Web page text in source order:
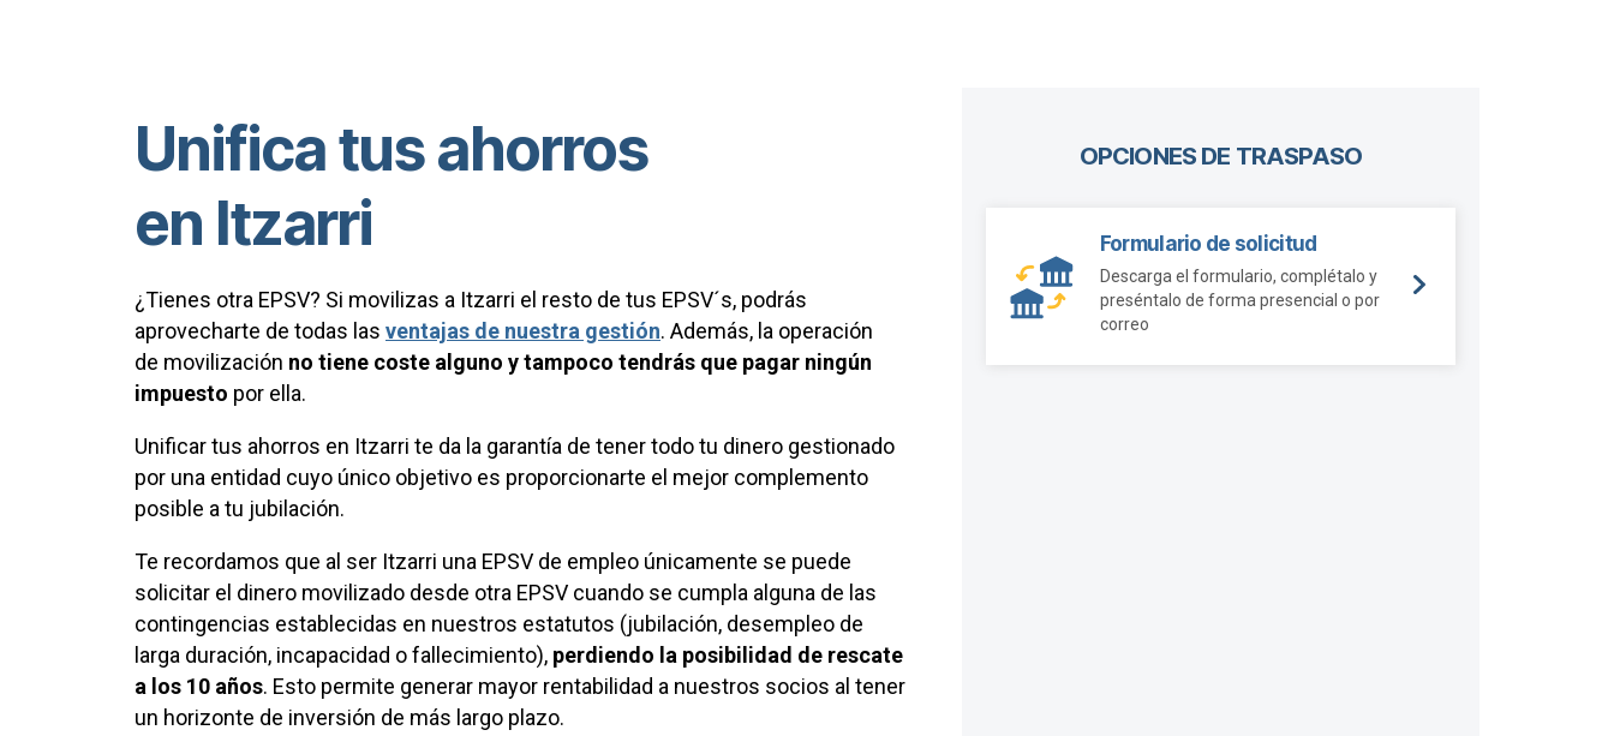
Unifica tus ahorros
en Itzarri
¿Tienes otra EPSV? Si movilizas a Itzarri el resto de tus EPSV´s, podrás
aprovecharte de todas las ventajas de nuestra gestión. Además, la operación
de movilización no tiene coste alguno y tampoco tendrás que pagar ningún
impuesto por ella.
Unificar tus ahorros en Itzarri te da la garantía de tener todo tu dinero gestionado
por una entidad cuyo único objetivo es proporcionarte el mejor complemento
posible a tu jubilación.
Te recordamos que al ser Itzarri una EPSV de empleo únicamente se puede
solicitar el dinero movilizado desde otra EPSV cuando se cumpla alguna de las
contingencias establecidas en nuestros estatutos (jubilación, desempleo de
larga duración, incapacidad o fallecimiento), perdiendo la posibilidad de rescate
a los 10 años. Esto permite generar mayor rentabilidad a nuestros socios al tener
un horizonte de inversión de más largo plazo.
OPCIONES DE TRASPASO
Formulario de solicitud
Descarga el formulario, complétalo y
preséntalo de forma presencial o por
correo